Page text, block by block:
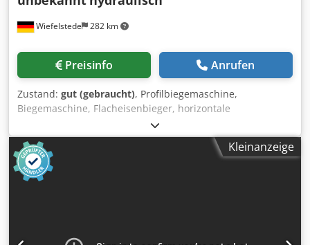
Wiefelstede 282 km
Preisinfo Anrufen
Zustand: gut (gebraucht), Profilbiegemaschine,
Biegemaschine, Flacheisenbieger, horizontale
Biege-/Richtpresse -Flacheisenbieger: hydraulische
Profilbiegemaschine -Untergestell: auf Rollen, Tisch
beidseitig klappbar -Betriebsart: Hand- und
Automatikbetrieb -Zubehör: siehe Fotos -Abmessung ges.:
2155/1320/H1070 mm -Transportabmessung:
Kleinanzeige